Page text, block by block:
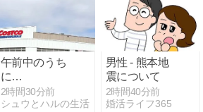
午前中のうち
に…
2時間30分前
シュウとハルの生活
男性 - 熊本地
震について
2時間40分前
婚活ライフ365